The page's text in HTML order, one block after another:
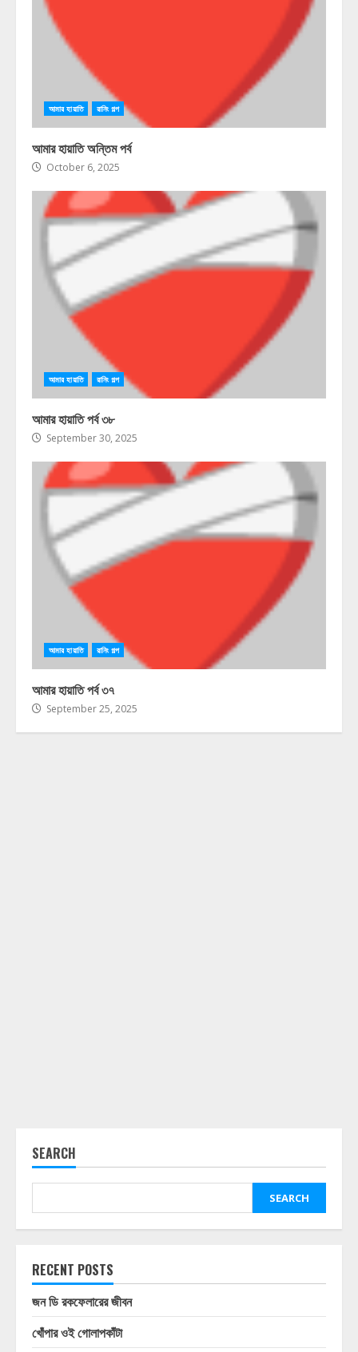
আমার হায়াতি রানিং গল্প
আমার হায়াতি অন্তিম পর্ব
October 6, 2025
আমার হায়াতি রানিং গল্প
আমার হায়াতি পর্ব ৩৮
September 30, 2025
আমার হায়াতি রানিং গল্প
আমার হায়াতি পর্ব ৩৭
September 25, 2025
SEARCH
SEARCH
RECENT POSTS
জন ডি রকফেলারের জীবন
খোঁপার ওই গোলাপকাঁটা